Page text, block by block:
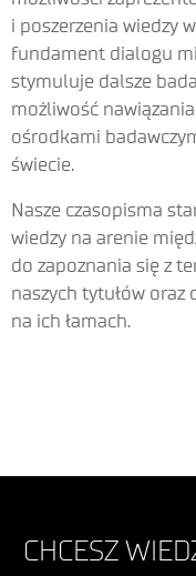
i poszerzenia wiedzy
fundament dialogu
stymuluje dalsze
możliwość
ośrodkami
świecie.
Nasze czasopisma
wiedzy na arenie
do zapoznania się z
naszych tytułów
na ich łamach.
CHCESZ